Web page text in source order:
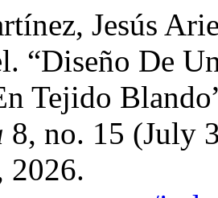
Jesús
“Diseño De
Tejido
8, no. 15 (July
2026.